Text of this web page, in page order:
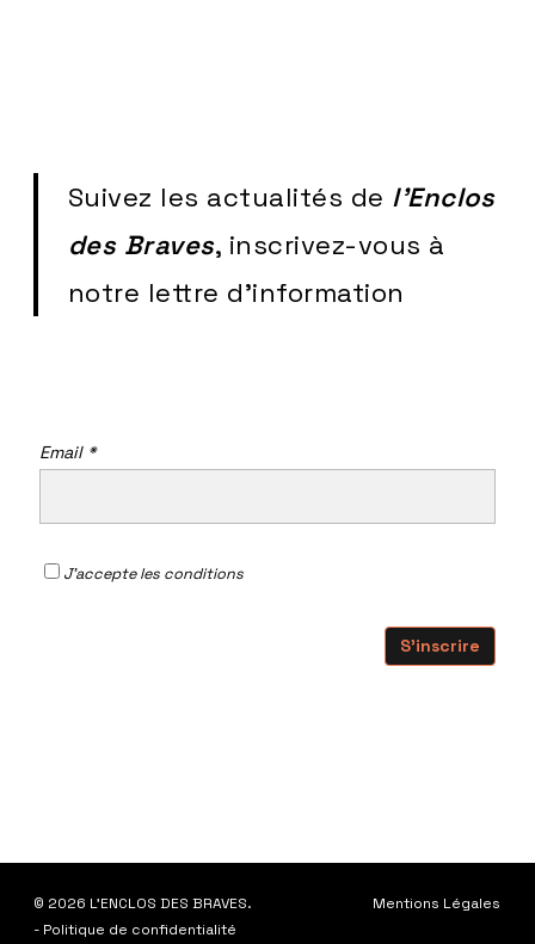
Suivez les actualités de l'Enclos
des Braves, inscrivez-vous à
notre lettre d'information
Email *
J'accepteles conditions
© 2026 L'ENCLOS DES BRAVES.
Mentions Légales
- Politique de confidentialité